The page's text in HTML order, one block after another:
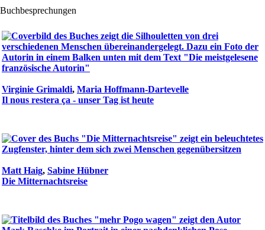
Buchbesprechungen
Virginie Grimaldi, Maria Hoffmann-Dartevelle
Il nous restera ça - unser Tag ist heute
Matt Haig, Sabine Hübner
Die Mitternachtsreise